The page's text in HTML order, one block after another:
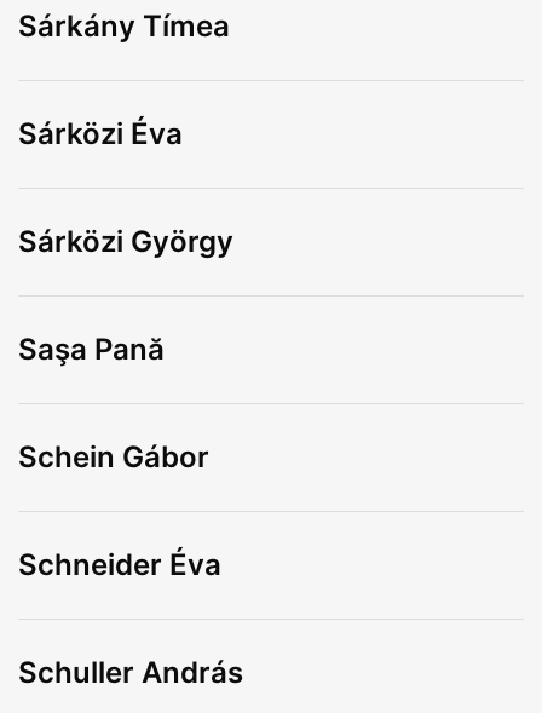
Sárkány Tímea
Sárközi Éva
Sárközi György
Saşa Pană
Schein Gábor
Schneider Éva
Schuller András